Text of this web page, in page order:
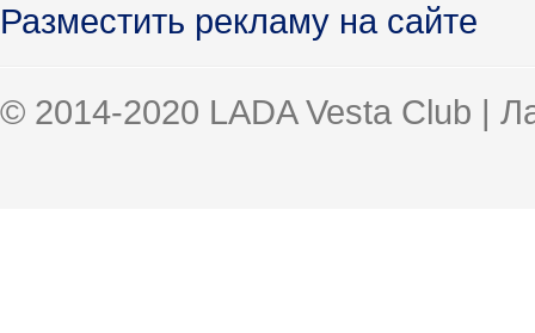
Разместить рекламу на сайте
© 2014-2020 LADA Vesta Club |